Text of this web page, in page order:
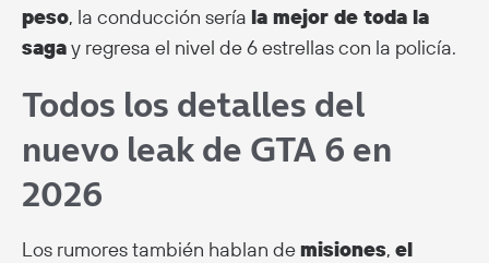
peso, la conducción sería la mejor de toda la
sagay regresa el nivel de 6 estrellas con la policía.
Todos los detalles del
nuevo leak de GTA 6 en
2026
Los rumores también hablan demisiones, el